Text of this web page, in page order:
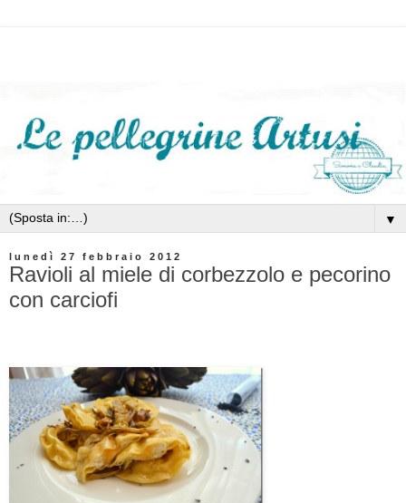
▼
lunedì 27 febbraio 2012
Ravioli al miele di corbezzolo e pecorino
con carciofi